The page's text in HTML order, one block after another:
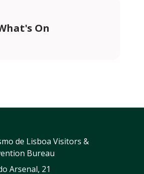
On
de Lisboa Visitors &
Bureau
Arsenal, 21